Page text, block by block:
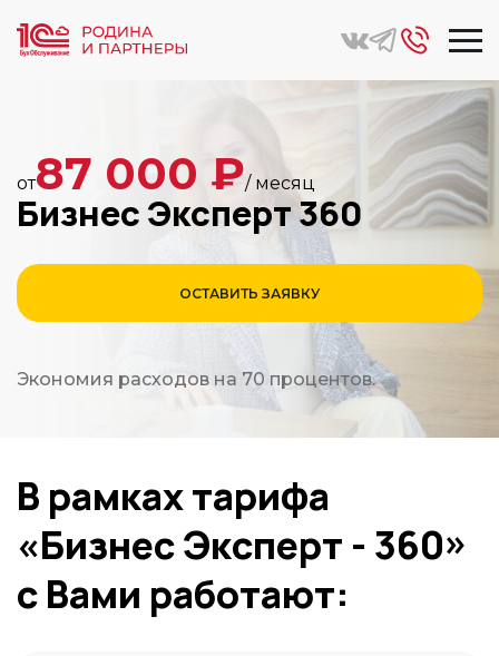
от87 000 ₽/ месяц
Бизнес Эксперт 360
ОСТАВИТЬ ЗАЯВКУ
Экономия расходов на 70 процентов.
В рамках тарифа
«Бизнес Эксперт - 360»
с Вами работают: